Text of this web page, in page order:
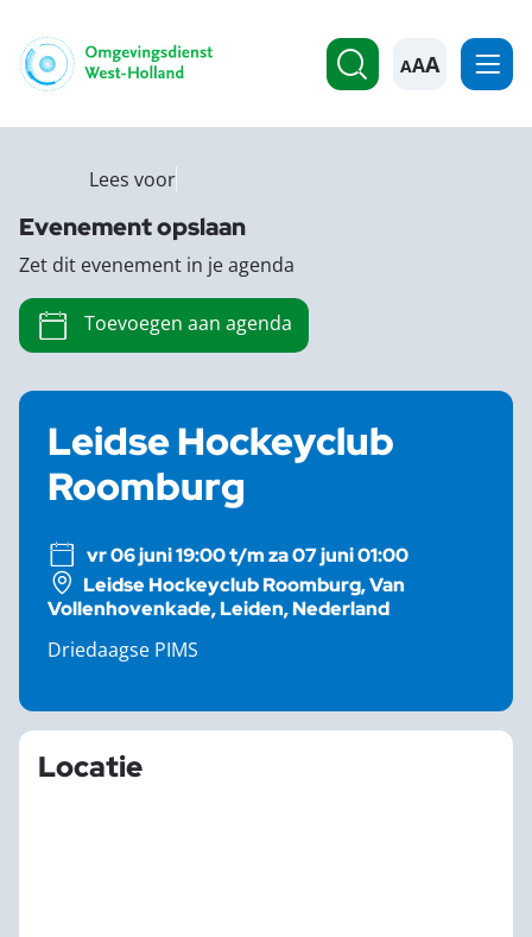
A
Leidse Hockeyclub
Roomburg
vr 06 juni 19:00 t/m za 07 juni 01:00
Leidse Hockeyclub Roomburg, Van
Vollenhovenkade, Leiden, Nederland
Driedaagse PIMS
Locatie
Lees voor
Evenement opslaan
Zet dit evenement in je agenda
Toevoegen aan agenda